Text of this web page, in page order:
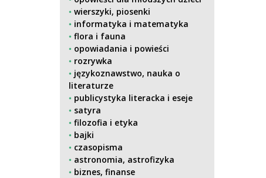
wierszyki, piosenki
informatyka i matematyka
flora i fauna
opowiadania i powieści
rozrywka
językoznawstwo, nauka o
literaturze
publicystyka literacka i eseje
satyra
filozofia i etyka
bajki
czasopisma
astronomia, astrofizyka
biznes, finanse